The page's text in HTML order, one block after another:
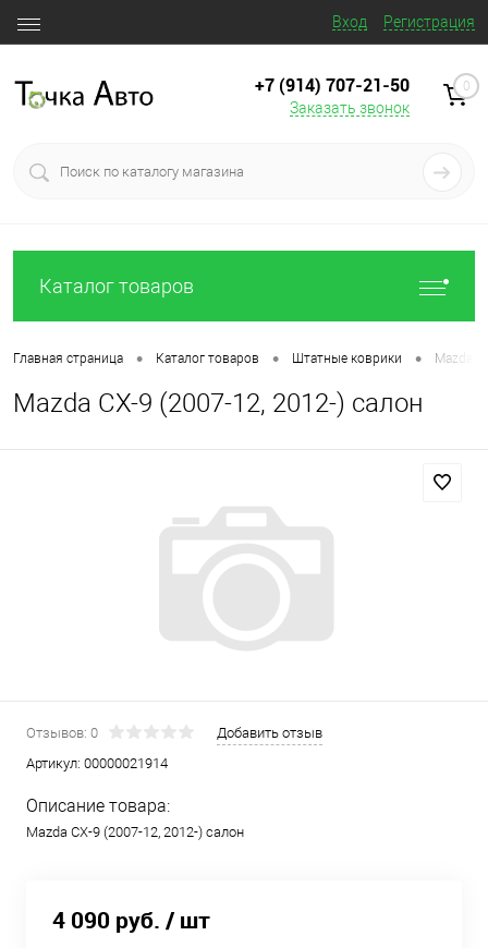
Вход Регистрация
+7 (914) 707‒21‒50
Заказать звонок
0
Каталог товаров
Главная страница • Каталог товаров • Штатные коврики • Mazda
Mazda CX-9 (2007-12, 2012-) салон
Отзывов: 0
Добавить отзыв
Артикул: 00000021914
Описание товара:
Mazda CX-9 (2007-12, 2012-) салон
4 090 руб. / шт